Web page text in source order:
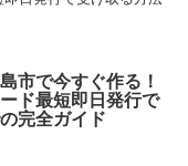
市で今すぐ作る！
ド最短即日発行で
完全ガイド